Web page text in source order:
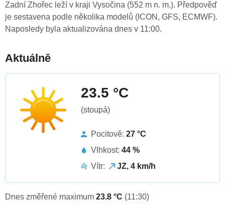
Zadní Zhořec leží v kraji Vysočina (552 m n. m.). Předpověď
je sestavena podle několika modelů (ICON, GFS, ECMWF).
Naposledy byla aktualizována dnes v 11:00.
Aktuálně
23.5 °C
(stoupá)
Pocitově: 27 °C
Vlhkost: 44 %
Vítr:
JZ, 4 km/h
Dnes změřené maximum 23.8 °C (11:30)